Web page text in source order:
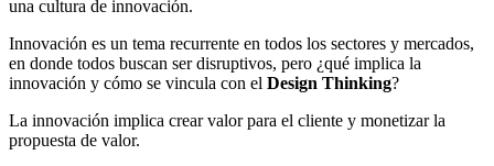
una cultura de innovación.
Innovación es un tema recurrente en todos los sectores y mercados,
en donde todos buscan ser disruptivos, pero ¿qué implica la
innovación y cómo se vincula con el Design Thinking?
La innovación implica crear valor para el cliente y monetizar la
propuesta de valor.